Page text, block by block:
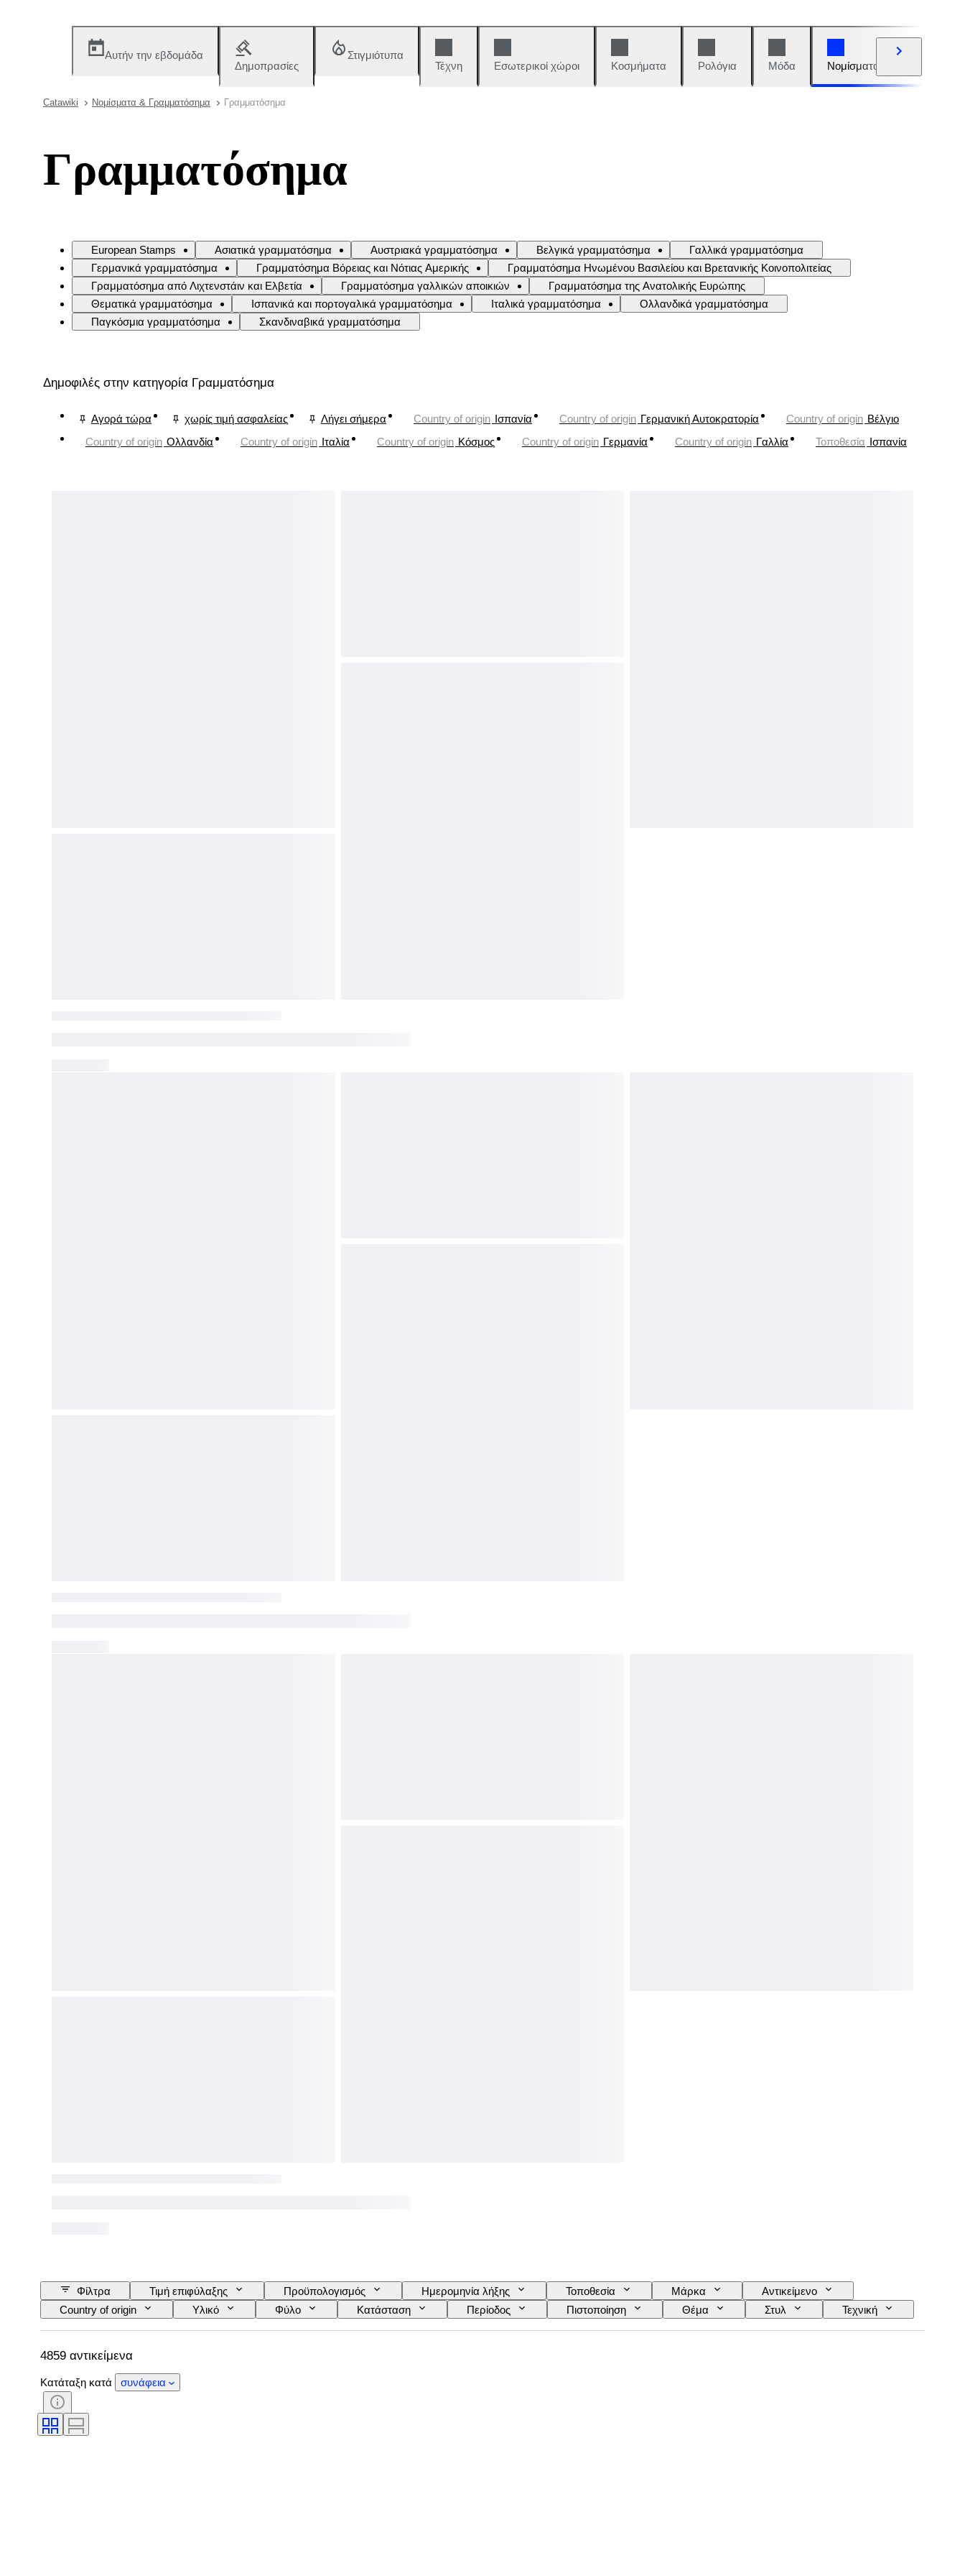
Αυτήν την εβδομάδα
Δημοπρασίες
Στιγμιότυπα
Τέχνη
Εσωτερικοί χώροι Κοσμήματα Ρολόγια Μόδα Νομίσματα και
Catawiki Νομίσματα & Γραμματόσημα Γραμματόσημα
Γραμματόσημα
European Stamps Ασιατικά γραμματόσημα Αυστριακά γραμματόσημα Βελγικά γραμματόσημα
Γαλλικά γραμματόσημα
Γερμανικά γραμματόσημα
Γραμματόσημα Βόρειας και Νότιας Αμερικής
Γραμματόσημα Ηνωμένου Βασιλείου και Βρετανικής Κοινοπολιτείας
Γραμματόσημα από Λιχτενστάιν και Ελβετία
Γραμματόσημα γαλλικών αποικιών
Γραμματόσημα της Ανατολικής Ευρώπης
Θεματικά γραμματόσημα
Ισπανικά και πορτογαλικά γραμματόσημα Ιταλικά γραμματόσημα
Ολλανδικά γραμματόσημα
Παγκόσμια γραμματόσημα
Σκανδιναβικά γραμματόσημα
Δημοφιλές στην κατηγορία Γραμματόσημα
Αγορά τώρα χωρίς τιμή ασφαλείας Λήγει σήμερα Country of origin Ισπανία Country of origin Γερμανική Αυτοκρατορία Country of origin Βέλγιο
Country of origin Ολλανδία Country of origin Ιταλία Country of origin Κόσμος Country of origin Γερμανία Country of origin Γαλλία Τοποθεσία Ισπανία
Φίλτρα Τιμή επιφύλαξης Προϋπολογισμός Ημερομηνία λήξης Τοποθεσία Μάρκα
Αντικείμενο
Country of origin
Υλικό Φύλο Κατάσταση Περίοδος Πιστοποίηση Θέμα Στυλ
Τεχνική
Υπογραφή
Δέσιμο Έκδοση Γλώσσα Χρώμα Πωλείται από Καλλιτέχνης
Απόδοση
4859 αντικείμενα
Κατάταξη κατά συνάφεια